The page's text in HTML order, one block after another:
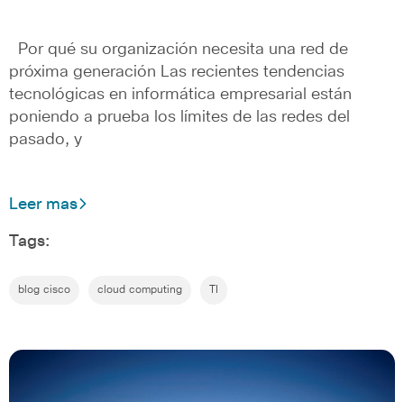
Por qué su organización necesita una red de
próxima generación Las recientes tendencias
tecnológicas en informática empresarial están
poniendo a prueba los límites de las redes del
pasado, y
Leer mas
Tags:
blog cisco cloud computing